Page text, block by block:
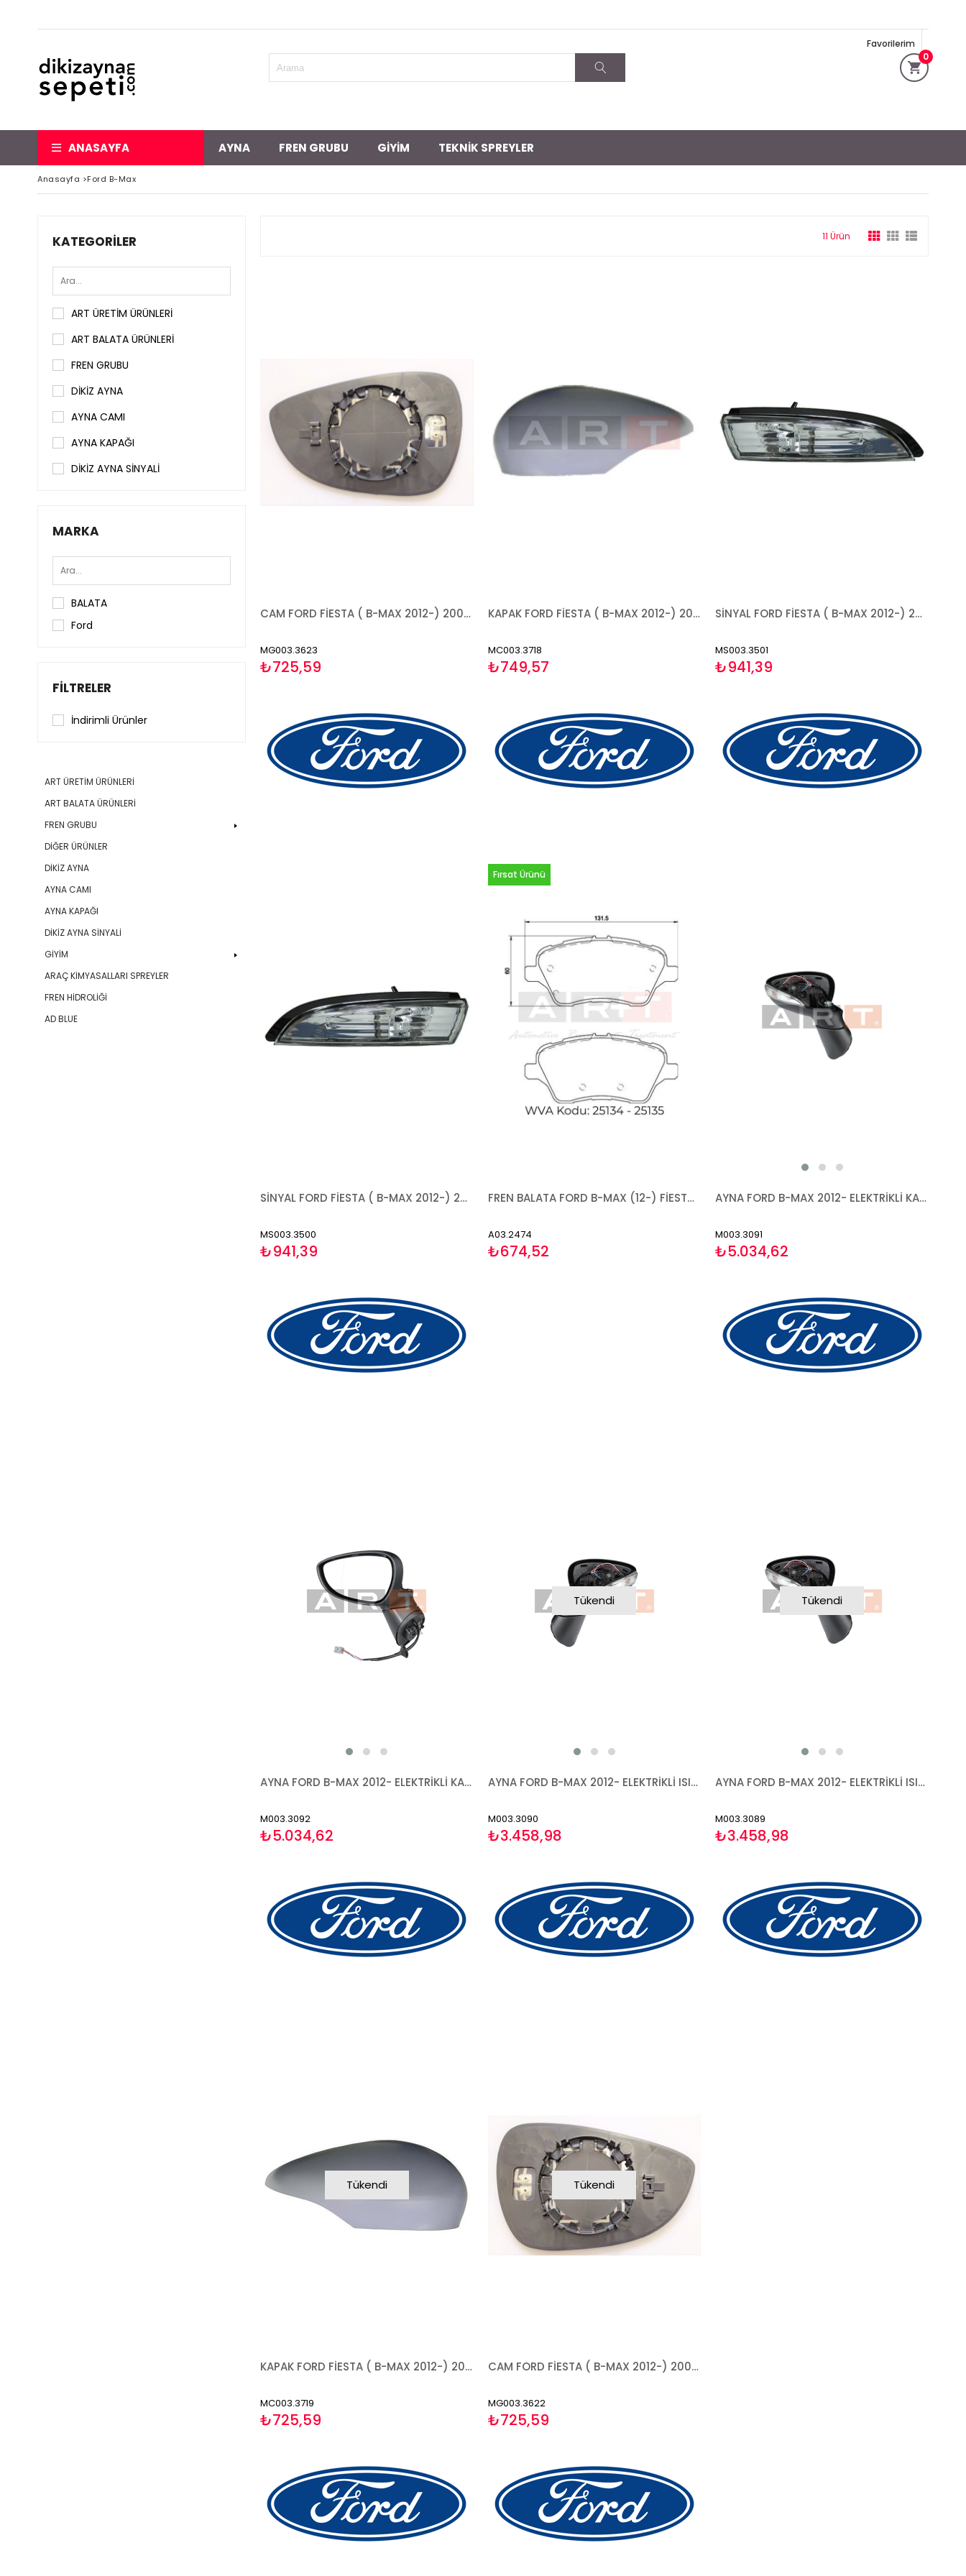
0
Favorilerim
ANASAYFA AYNA FREN GRUBU GİYİM TEKNİK SPREYLER
Anasayfa >Ford B-Max
KATEGORILER
ART ÜRETİM ÜRÜNLERİ
ART BALATA ÜRÜNLERİ
FREN GRUBU
DİKİZ AYNA
AYNA CAMI
AYNA KAPAĞI
DİKİZ AYNA SİNYALİ
MARKA
BALATA
Ford
FILTRELER
İndirimli Ürünler
ART ÜRETİM ÜRÜNLERİ
ART BALATA ÜRÜNLERİ
FREN GRUBU
DİĞER ÜRÜNLER
DİKİZ AYNA
AYNA CAMI
AYNA KAPAĞI
DİKİZ AYNA SİNYALİ
GİYİM
ARAÇ KİMYASALLARI SPREYLER
FREN HİDROLİĞİ
AD BLUE
11 Ürün
CAM FORD FİESTA ( B-MAX 2012-) 2008-2018 ISITMALI ASFERİK SAĞ
MG003.3623
₺725,59
KAPAK FORD FİESTA ( B-MAX 2012-) 2008-2018 ASTARLI SOL
MC003.3718
₺749,57
SİNYAL FORD FİESTA ( B-MAX 2012-) 2008-2018 SAĞ
MS003.3501
₺941,39
SİNYAL FORD FİESTA ( B-MAX 2012-) 2008-2018 SOL
MS003.3500
₺941,39
FREN BALATA FORD B-MAX (12-) FİESTA (13-17) TOURNEO COURİER (14-) TRANSİT COURİER (14-) - ÖN
A03.2474
₺674,52
Fırsat Ürünü
AYNA FORD B-MAX 2012- ELEKTRİKLİ KATLANIR ISITMALI ASTARLI SİNYALLİ ASFERİK SAĞ
M003.3091
₺5.034,62
AYNA FORD B-MAX 2012- ELEKTRİKLİ KATLANIR ISITMALI ASTARLI SİNYALLİ ASFERİK SOL
M003.3092
₺5.034,62
Tükendi
AYNA FORD B-MAX 2012- ELEKTRİKLİ ISITMALI ASTARLI SİNYALLİ ASFERİK SOL
M003.3090
₺3.458,98
Tükendi
AYNA FORD B-MAX 2012- ELEKTRİKLİ ISITMALI ASTARLI SİNYALLİ ASFERİK SAĞ
M003.3089
₺3.458,98
Tükendi
KAPAK FORD FİESTA ( B-MAX 2012-) 2008-2018 ASTARLI SAĞ
MC003.3719
₺725,59
Tükendi
CAM FORD FİESTA ( B-MAX 2012-) 2008-2018 ISITMALI ASFERİK SOL
MG003.3622
₺725,59